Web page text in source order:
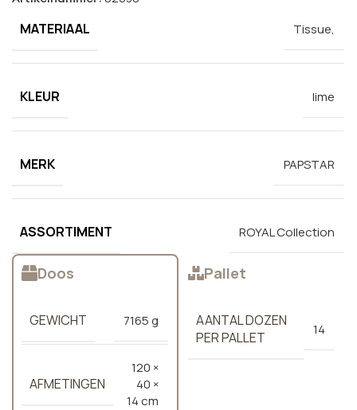
MATERIAAL Tissue,
KLEUR lime
MERK PAPSTAR
ASSORTIMENT ROYAL Collection
Doos
GEWICHT 7165 g
AFMETINGEN
120 ×
40 ×
14 cm
Pallet
AANTAL DOZEN
PER PALLET
14